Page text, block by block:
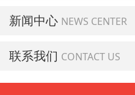
新闻中心 NEWS CENTER
联系我们 CONTACT US